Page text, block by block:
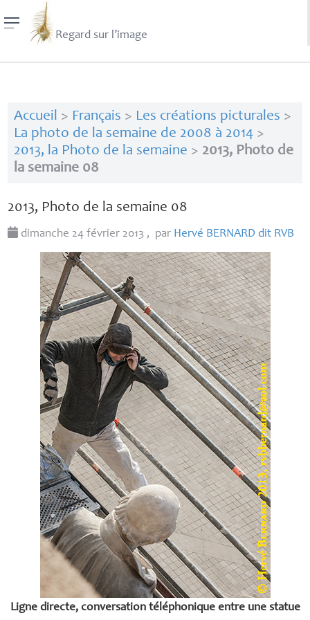
Regard sur l’image
Accueil > Français > Les créations picturales >
La photo de la semaine de 2008 à 2014>
2013, la Photo de la semaine > 2013, Photo de
la semaine 08
2013, Photo de la semaine 08
dimanche 24 février 2013 , par Hervé BERNARD dit RVB
Ligne directe, conversation téléphonique entre une statue